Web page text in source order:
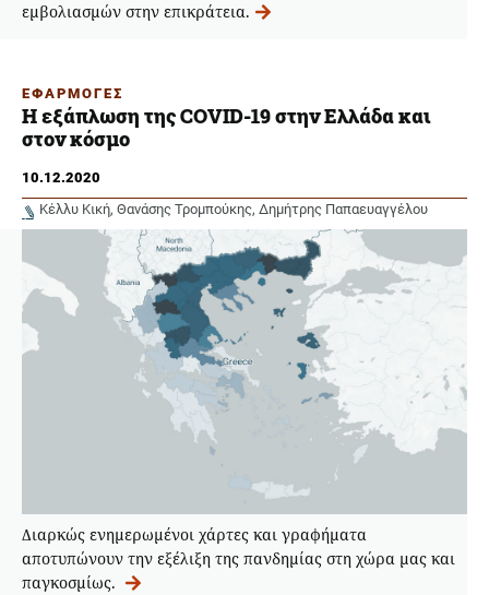
εμβολιασμών στην επικράτεια.
ΕΦΑΡΜΟΓΕΣ
Η εξάπλωση της COVID-19 στην Ελλάδα και
στον κόσμο
10.12.2020
Κέλλυ Κική Θανάσης Τρομπούκης Δημήτρης Παπαευαγγέλου
Διαρκώς ενημερωμένοι χάρτες και γραφήματα
αποτυπώνουν την εξέλιξη της πανδημίας στη χώρα μας και
παγκοσμίως.